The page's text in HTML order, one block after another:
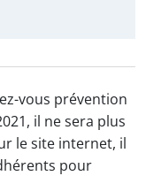
vous prévention
il ne sera plus
le site internet, il
pour